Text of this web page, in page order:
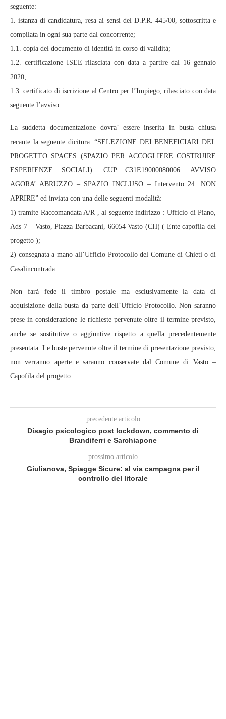
seguente:
1. istanza di candidatura, resa ai sensi del D.P.R. 445/00, sottoscritta e
compilata in ogni sua parte dal concorrente;
1.1. copia del documento di identità in corso di validità;
1.2. certificazione ISEE rilasciata con data a partire dal 16 gennaio
2020;
1.3. certificato di iscrizione al Centro per l’Impiego, rilasciato con data
seguente l’avviso.
La suddetta documentazione dovra’ essere inserita in busta chiusa
recante la seguente dicitura: “SELEZIONE DEI BENEFICIARI DEL
PROGETTO SPACES (SPAZIO PER ACCOGLIERE COSTRUIRE
ESPERIENZE SOCIALI). CUP C31E19000080006. AVVISO
AGORA’ ABRUZZO – SPAZIO INCLUSO – Intervento 24. NON
APRIRE” ed inviata con una delle seguenti modalità:
1) tramite Raccomandata A/R , al seguente indirizzo : Ufficio di Piano,
Ads 7 – Vasto, Piazza Barbacani, 66054 Vasto (CH) ( Ente capofila del
progetto );
2) consegnata a mano all’Ufficio Protocollo del Comune di Chieti o di
Casalincontrada.
Non farà fede il timbro postale ma esclusivamente la data di
acquisizione della busta da parte dell’Ufficio Protocollo. Non saranno
prese in considerazione le richieste pervenute oltre il termine previsto,
anche se sostitutive o aggiuntive rispetto a quella precedentemente
presentata. Le buste pervenute oltre il termine di presentazione previsto,
non verranno aperte e saranno conservate dal Comune di Vasto –
Capofila del progetto.
precedente articolo
Disagio psicologico post lockdown, commento di
Brandiferri e Sarchiapone
prossimo articolo
Giulianova, Spiagge Sicure: al via campagna per il
controllo del litorale